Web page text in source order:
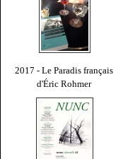
2017 - Le Paradis français
d'Éric Rohmer